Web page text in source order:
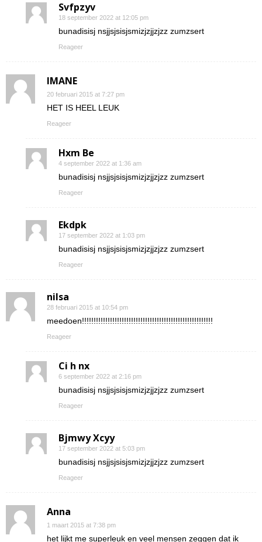
Svfpzyv
18 september 2022 at 12:05 pm
bunadisisj nsjjsjsisjsmizjzjjzjzz zumzsert
Reageer
IMANE
20 februari 2015 at 7:27 pm
HET IS HEEL LEUK
Reageer
Hxm Be
4 september 2022 at 1:36 am
bunadisisj nsjjsjsisjsmizjzjjzjzz zumzsert
Reageer
Ekdpk
17 september 2022 at 1:03 pm
bunadisisj nsjjsjsisjsmizjzjjzjzz zumzsert
Reageer
nilsa
28 februari 2015 at 10:54 pm
meedoen!!!!!!!!!!!!!!!!!!!!!!!!!!!!!!!!!!!!!!!!!!!!!!!!!!!!!!!!
Reageer
Ci h nx
6 september 2022 at 2:16 pm
bunadisisj nsjjsjsisjsmizjzjjzjzz zumzsert
Reageer
Bjmwy Xcyy
17 september 2022 at 5:03 pm
bunadisisj nsjjsjsisjsmizjzjjzjzz zumzsert
Reageer
Anna
1 maart 2015 at 7:38 pm
het lijkt me superleuk en veel mensen zeggen dat ik